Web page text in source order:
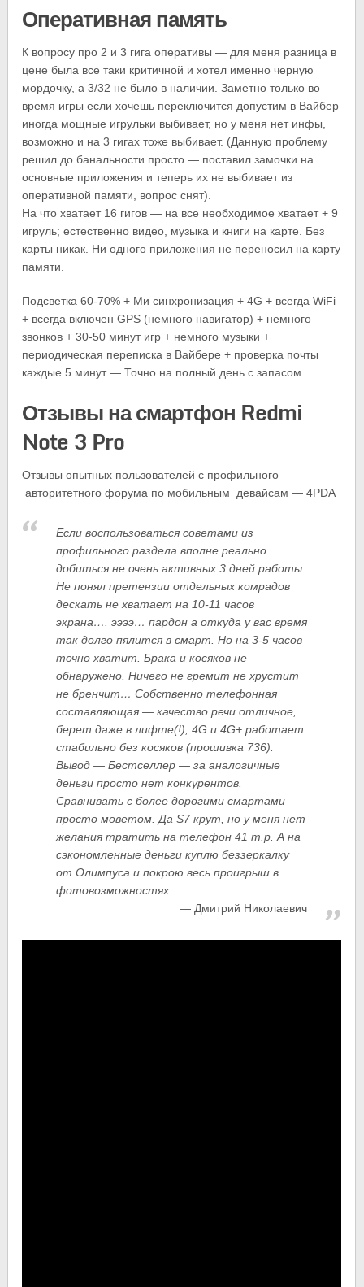
Оперативная память
К вопросу про 2 и 3 гига оперативы — для меня разница в
цене была все таки критичной и хотел именно черную
мордочку, а 3/32 не было в наличии. Заметно только во
время игры если хочешь переключится допустим в Вайбер
иногда мощные игрульки выбивает, но у меня нет инфы,
возможно и на 3 гигах тоже выбивает. (Данную проблему
решил до банальности просто — поставил замочки на
основные приложения и теперь их не выбивает из
оперативной памяти, вопрос снят).
На что хватает 16 гигов — на все необходимое хватает + 9
игруль; естественно видео, музыка и книги на карте. Без
карты никак. Ни одного приложения не переносил на карту
памяти.
Подсветка 60-70% + Ми синхронизация + 4G + всегда WiFi
+ всегда включен GPS (немного навигатор) + немного
звонков + 30-50 минут игр + немного музыки +
периодическая переписка в Вайбере + проверка почты
каждые 5 минут — Точно на полный день с запасом.
Отзывы на смартфон Redmi
Note 3 Pro
Отзывы опытных пользователей с профильного
авторитетного форума по мобильным девайсам — 4PDA
Если воспользоваться советами из
профильного раздела вполне реально
добиться не очень активных 3 дней работы.
Не понял претензии отдельных комрадов
дескать не хватает на 10-11 часов
экрана…. ээээ… пардон а откуда у вас время
так долго пялится в смарт. Но на 3-5 часов
точно хватит. Брака и косяков не
обнаружено. Ничего не гремит не хрустит
не бренчит… Собственно телефонная
составляющая — качество речи отличное,
берет даже в лифте(!), 4G и 4G+ работает
стабильно без косяков (прошивка 736).
Вывод — Бестселлер — за аналогичные
деньги просто нет конкурентов.
Сравнивать с более дорогими смартами
просто моветом. Да S7 крут, но у меня нет
желания тратить на телефон 41 т.р. А на
сэкономленные деньги куплю беззеркалку
от Олимпуса и покрою весь проигрыш в
фотовозможностях.
Дмитрий Николаевич